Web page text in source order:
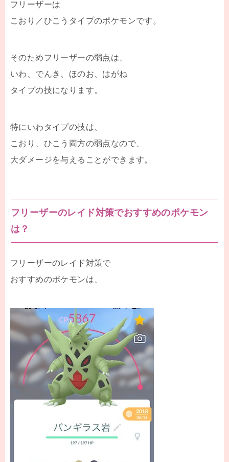
フリーザーは
こおり／ひこうタイプのポケモンです。
そのためフリーザーの弱点は、
いわ、でんき、ほのお、はがね
タイプの技になります。
特にいわタイプの技は、
こおり、ひこう両方の弱点なので、
大ダメージを与えることができます。
フリーザーのレイド対策でおすすめのポケモン
は？
フリーザーのレイド対策で
おすすめのポケモンは、